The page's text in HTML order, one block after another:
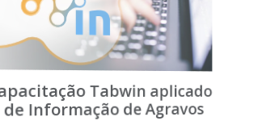
Tabwin aplicado
Informação de Agravos